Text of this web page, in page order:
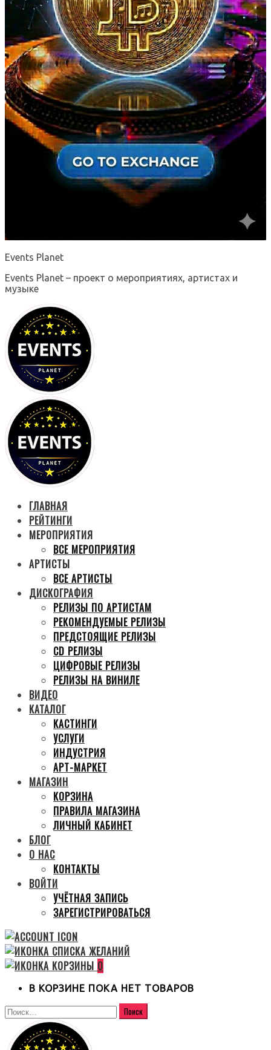
Events Planet
Events Planet – проект о мероприятиях, артистах и
музыке
ГЛАВНАЯ
РЕЙТИНГИ
МЕРОПРИЯТИЯ
ВСЕ МЕРОПРИЯТИЯ
АРТИСТЫ
ВСЕ АРТИСТЫ
ДИСКОГРАФИЯ
РЕЛИЗЫ ПО АРТИСТАМ
РЕКОМЕНДУЕМЫЕ РЕЛИЗЫ
ПРЕДСТОЯЩИЕ РЕЛИЗЫ
CD РЕЛИЗЫ
ЦИФРОВЫЕ РЕЛИЗЫ
РЕЛИЗЫ НА ВИНИЛЕ
ВИДЕО
КАТАЛОГ
КАСТИНГИ
УСЛУГИ
ИНДУСТРИЯ
АРТ-МАРКЕТ
МАГАЗИН
КОРЗИНА
ПРАВИЛА МАГАЗИНА
ЛИЧНЫЙ КАБИНЕТ
БЛОГ
О НАС
КОНТАКТЫ
ВОЙТИ
УЧЁТНАЯ ЗАПИСЬ
ЗАРЕГИСТРИРОВАТЬСЯ
0
В КОРЗИНЕ ПОКА НЕТ ТОВАРОВ